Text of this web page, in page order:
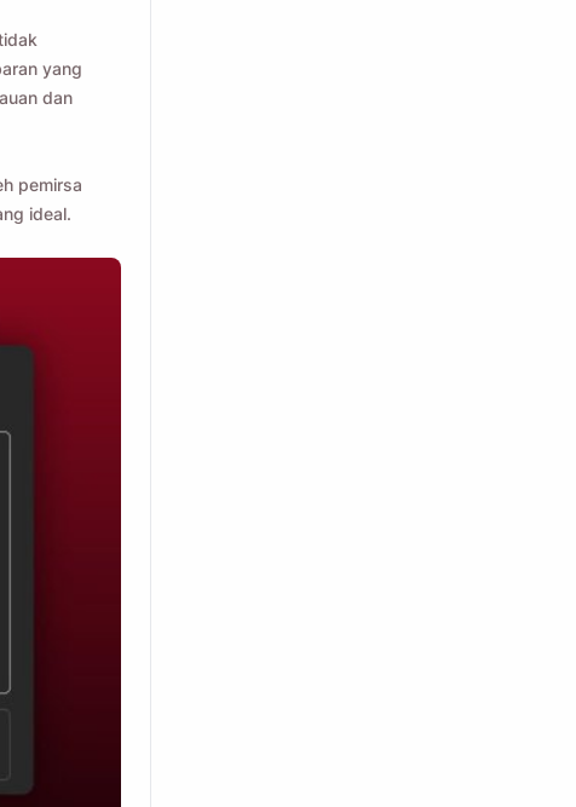
yang
dan
pemirsa
ideal.